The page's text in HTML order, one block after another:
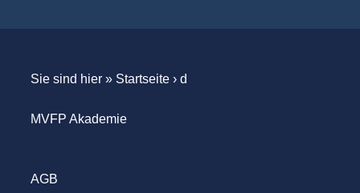
Sie sind hier » Startseite› d
MVFP Akademie
AGB